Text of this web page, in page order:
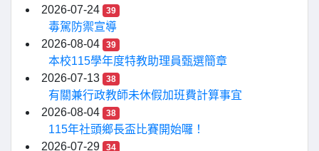
2026-07-24
39
毒駕防禦宣導
2026-08-04
39
本校115學年度特教助理員甄選簡章
2026-07-13
38
有關兼行政教師未休假加班費計算事宜
2026-08-04
38
115年社頭鄉長盃比賽開始囉！
2026-07-29
34